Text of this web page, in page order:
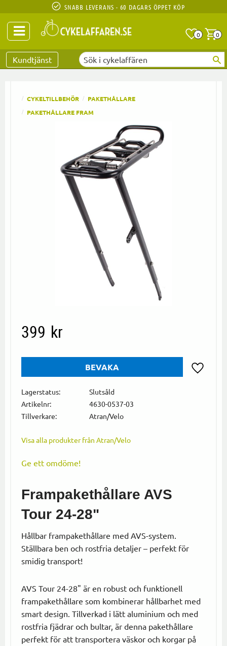
SNABB LEVERANS - 60 DAGARS ÖPPET KÖP
0 0
Kundtjänst
CYKELTILLBEHÖR
PAKETHÅLLARE
PAKETHÅLLARE FRAM
399 kr
BEVAKA
Lagerstatus
Slutsåld
Artikelnr
4630-0537-03
Tillverkare
Atran/Velo
Visa alla produkter från Atran/Velo
Ge ett omdöme!
Frampakethållare AVS
Tour 24-28"
Hållbar frampakethållare med AVS-system.
Ställbara ben och rostfria detaljer – perfekt för
smidig transport!
AVS Tour 24-28" är en robust och funktionell
frampakethållare som kombinerar hållbarhet med
smart design. Tillverkad i lätt aluminium och med
rostfria fjädrar och bultar, är denna pakethållare
perfekt för att transportera väskor och korgar på